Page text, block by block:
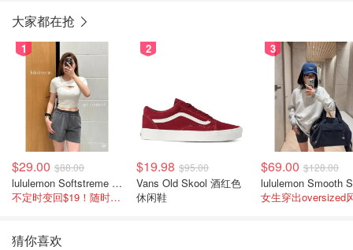
大家都在抢
1
$29.00 $88.00
lululemon Softstreme 女士高腰短裤 10cm
不定时变回$19！随时点进来看
2
$19.98 $95.00
Vans Old Skool 酒红色
休闲鞋
3
$69.00 $128.00
女生穿出oversized
猜你喜欢